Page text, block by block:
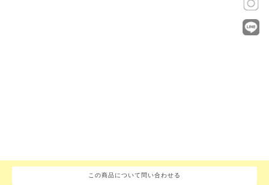
この商品について問い合わせる